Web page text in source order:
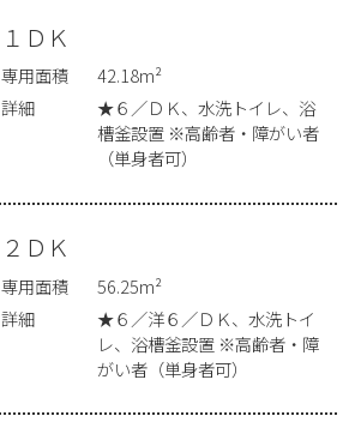
１ＤＫ
専用面積
42.18m²
詳細
★６／ＤＫ、水洗トイレ、浴
槽釜設置 ※高齢者・障がい者
（単身者可）
２ＤＫ
専用面積
56.25m²
詳細
★６／洋６／ＤＫ、水洗トイ
レ、浴槽釜設置 ※高齢者・障
がい者（単身者可）